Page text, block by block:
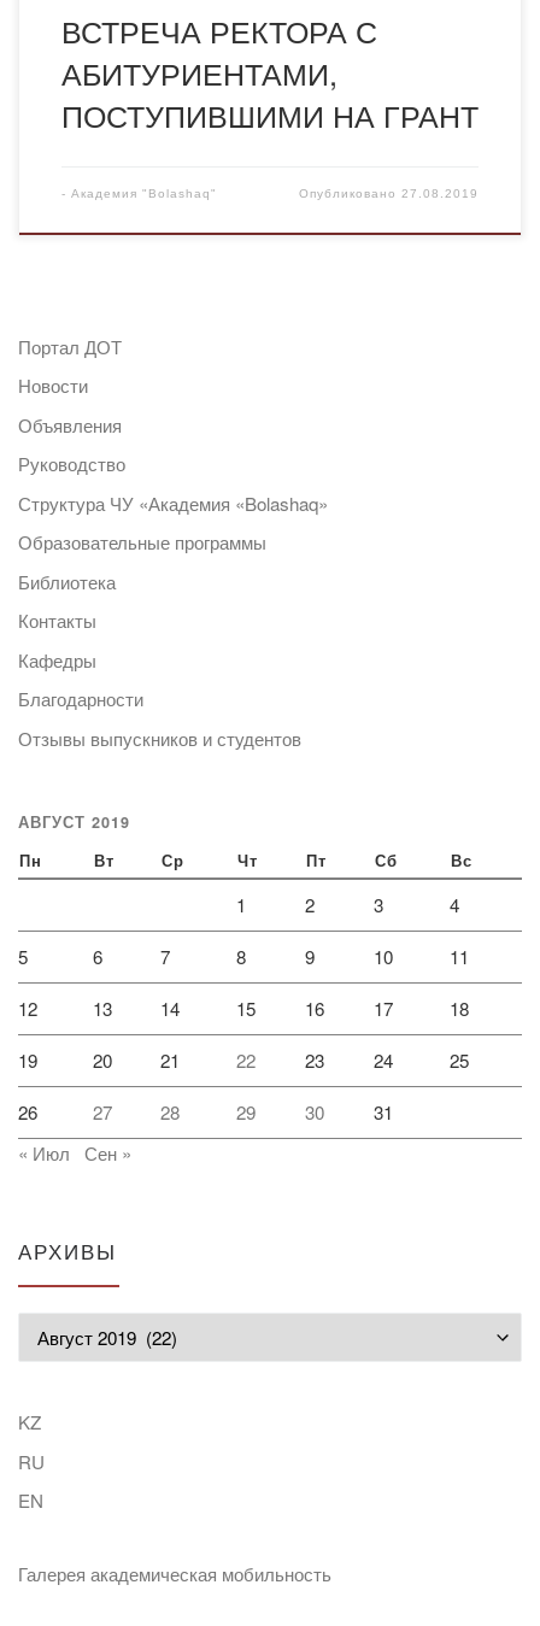
ВСТРЕЧА РЕКТОРА С
АБИТУРИЕНТАМИ,
ПОСТУПИВШИМИ НА ГРАНТ
- Академия "Bolashaq" Опубликовано27.08.2019
Портал ДОТ
Новости
Объявления
Руководство
Структура ЧУ «Академия «Bolashaq»
Образовательные программы
Библиотека
Контакты
Кафедры
Благодарности
Отзывы выпускников и студентов
АВГУСТ 2019
Пн Вт Ср Чт Пт Сб Вс
1 2 3 4
5 6 7 8 9 10 11
12 13 14 15 16 17 18
19 20 21 22 23 24 25
26 27 28 29 30
31
« Июл
Сен »
АРХИВЫ
KZ
RU
EN
Галерея академическая мобильность